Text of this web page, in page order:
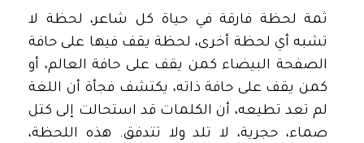
ثمة لحظة فارقة في حياة كل شاعر، لحظة لا
تشبه أي لحظة أخرى، لحظة يقف فيها على حافة
الصفحة البيضاء كمن يقف على حافة العالم، أو
كمن يقف على حافة ذاته، يكتشف فجأة أن اللغة
لم تعد تطيعه، أن الكلمات قد استحالت إلى كتل
صماء، حجرية، لا تلد ولا تتدفق. هذه اللحظة،